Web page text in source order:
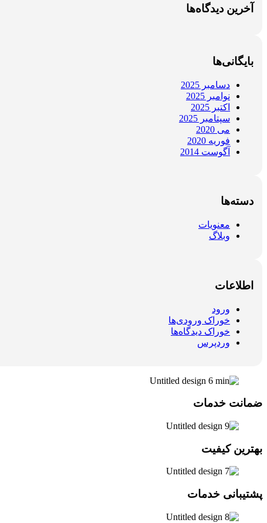
آخرین دیدگاه‌ها
بایگانی‌ها
دسامبر 2025
نوامبر 2025
اکتبر 2025
سپتامبر 2025
می 2020
فوریه 2020
آگوست 2014
دسته‌ها
معنویات
وبلاگ
اطلاعات
ورود
خوراک ورودی‌ها
خوراک دیدگاه‌ها
وردپرس
ضمانت خدمات
بهترین کیفیت
پشتیبانی خدمات